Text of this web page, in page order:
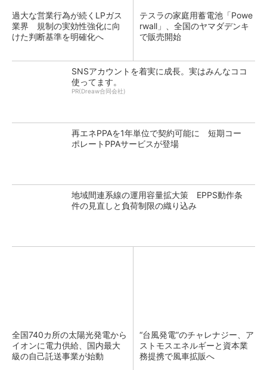
過大な営業行為が続くLPガス
業界 規制の実効性強化に向
けた判断基準を明確化へ
テスラの家庭用蓄電池「Powe
rwall」、全国のヤマダデンキ
で販売開始
SNSアカウントを着実に成長。実はみんなココ
使ってます。
PR(Dreaw合同会社)
再エネPPAを1年単位で契約可能に 短期コー
ポレートPPAサービスが登場
地域間連系線の運用容量拡大策 EPPS動作条
件の見直しと負荷制限の織り込み
全国740カ所の太陽光発電から
イオンに電力供給、国内最大
級の自己託送事業が始動
“台風発電”のチャレナジー、ア
ストモスエネルギーと資本業
務提携で風車拡販へ